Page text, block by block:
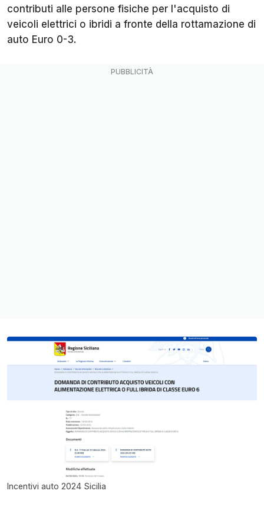
contributi alle persone fisiche per l'acquisto di
veicoli elettrici o ibridi a fronte della rottamazione di
auto Euro 0-3.
Incentivi auto 2024 Sicilia